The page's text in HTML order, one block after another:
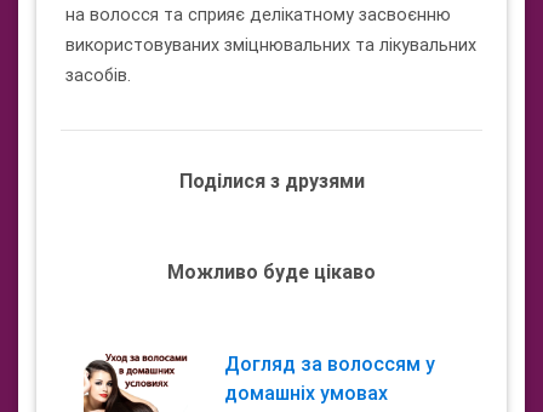
на волосся та сприяє делікатному засвоєнню
використовуваних зміцнювальних та лікувальних
засобів.
Поділися з друзями
Можливо буде цікаво
Догляд за волоссям у
домашніх умовах